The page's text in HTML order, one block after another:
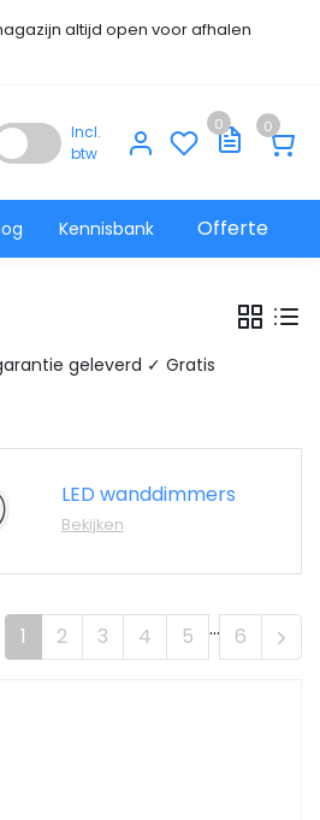
altijd open voor afhalen
Incl.
btw
0 0
Kennisbank Offerte
geleverd ✓ Gratis
LED wanddimmers
Bekijken
1 2 3 4 5 ... 6